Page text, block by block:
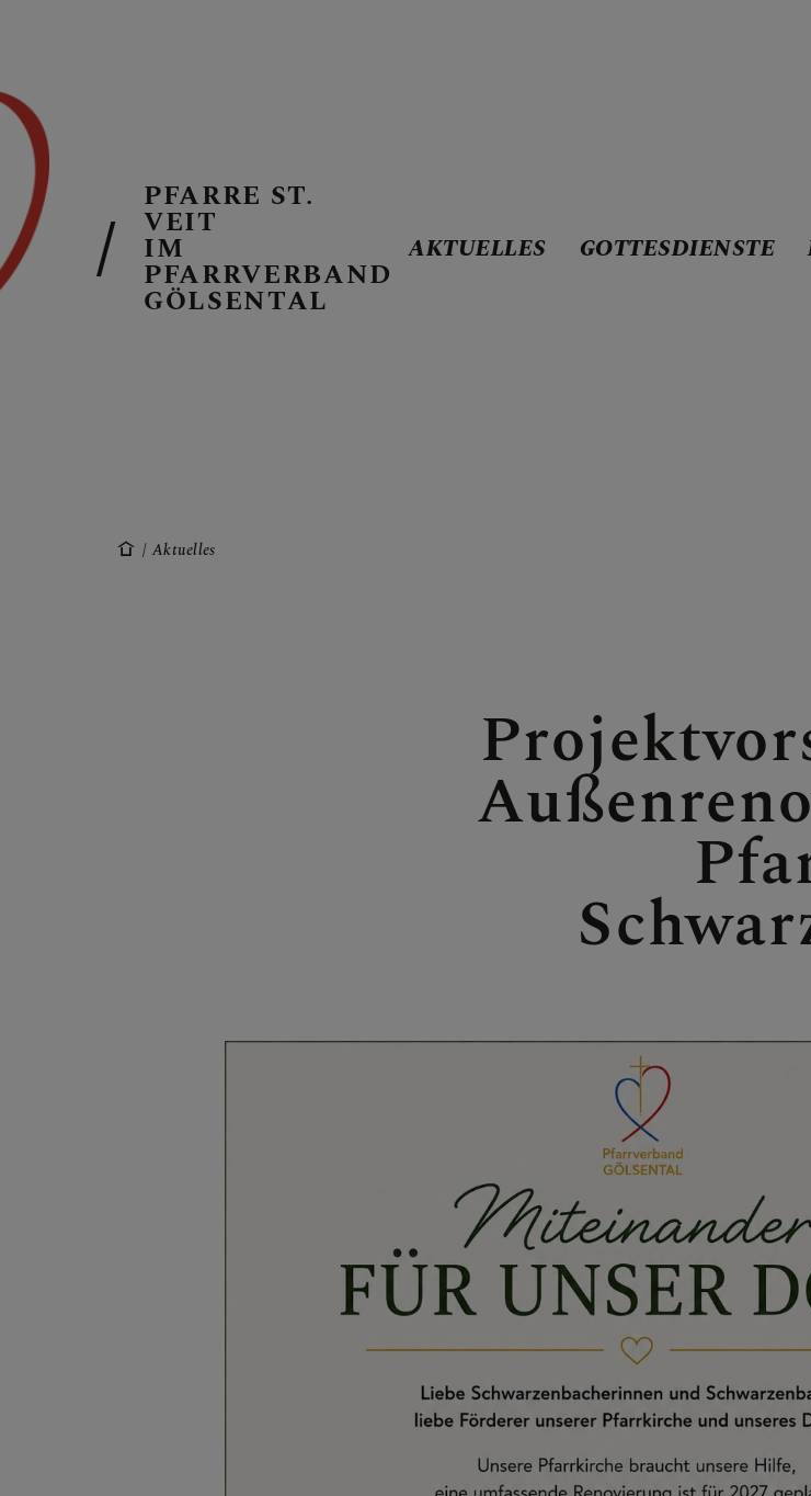
AKTUELLES
GALERIE / FOTOS
PFARRVERBANDSBLÄTTER
PFARRE ST.
VEIT
IM
PFARRVERBAND
GÖLSENTAL
AKTUELLES GOTTESDIENSTE
Aktuelles